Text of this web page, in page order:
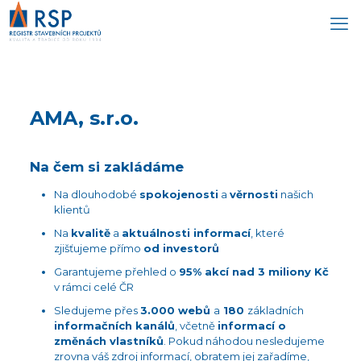
AMA, s.r.o.
Na čem si zakládáme
Na dlouhodobé spokojenosti a věrnosti našich
klientů
Na kvalitěa aktuálnosti informací, které
zjišťujeme přímo od investorů
Garantujeme přehled o 95% akcí nad 3 miliony Kč
v rámci celé ČR
Sledujeme přes3.000 webů a 180 základních
informačních kanálů , včetně informací o
změnách vlastníků . Pokud náhodou nesledujeme
zrovna váš zdroj informací, obratem jej zařadíme,